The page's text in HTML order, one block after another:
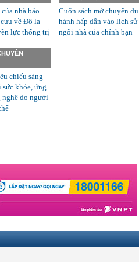
nhà báo
về Đô la
lực thống trị
Cuốn sách mở chuyến du
hành hấp dẫn vào lịch sử
ngôi nhà của chính bạn
chiếu sáng
khỏe, ứng
nghệ do người